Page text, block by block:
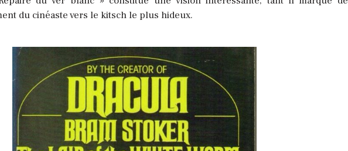
du cinéaste vers le kitsch le plus hideux.